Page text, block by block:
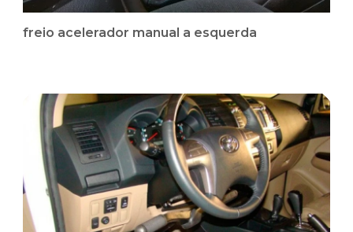
freio acelerador manual a esquerda